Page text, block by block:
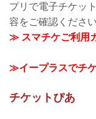
プリで電子チケッ
容をご確認ください
≫ スマチケご利用
≫イープラスでチ
チケットぴあ